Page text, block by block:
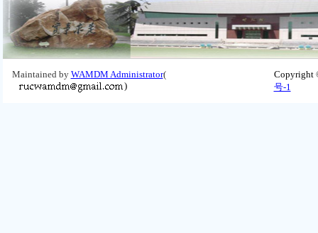
Maintained by WAMDM Administrator(
)
Copyright
号-1